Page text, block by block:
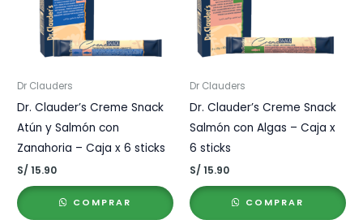
Dr Clauders
Dr. Clauder’s Creme Snack
Atún y Salmón con
Zanahoria – Caja x 6 sticks
S/ 15.90
COMPRAR
Dr Clauders
Dr. Clauder’s Creme Snack
Salmón con Algas – Caja x
6 sticks
S/ 15.90
COMPRAR